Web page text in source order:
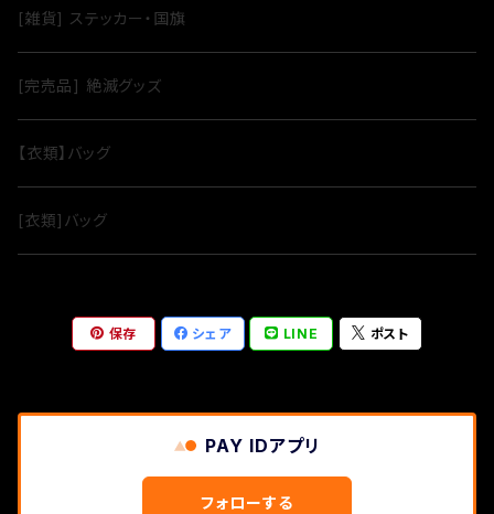
[雑貨] ステッカー・国旗
[完売品] 絶滅グッズ
【衣類】バッグ
[衣類]バッグ
保存 シェア LINE ポスト
PAY IDアプリ
フォローする